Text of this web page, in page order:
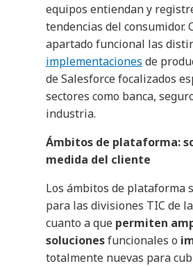
equipos entiendan y
tendencias del consumidor.
apartado funcional las
implementaciones de
de Salesforce focalizados
sectores como banca,
industria.
Ámbitos de plataforma:
medida del cliente
Los ámbitos de plataforma
para las divisiones TIC de
cuanto a que permiten
solucionesfuncionales o
totalmente nuevas para